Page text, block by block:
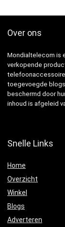
Over ons
Mondialtelecom is
verkopende
toegevoegde
beschermd door
inhoud is afgeleid
Snelle Links
Home
Overzicht
Winkel
Blogs
Adverteren